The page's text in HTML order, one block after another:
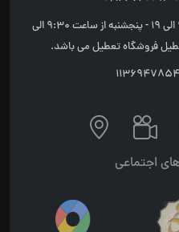
شنبه تا چهارشنبه از ساعت 9:30 الی 19 - پنجشنبه از ساعت 9:30 الی
اجتماعی